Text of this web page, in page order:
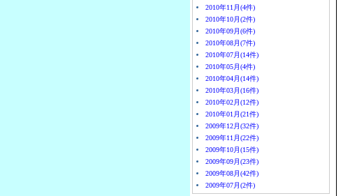
2010年11月(4件)
2010年10月(2件)
2010年09月(6件)
2010年08月(7件)
2010年07月(14件)
2010年05月(4件)
2010年04月(14件)
2010年03月(16件)
2010年02月(12件)
2010年01月(21件)
2009年12月(32件)
2009年11月(22件)
2009年10月(15件)
2009年09月(23件)
2009年08月(42件)
2009年07月(2件)